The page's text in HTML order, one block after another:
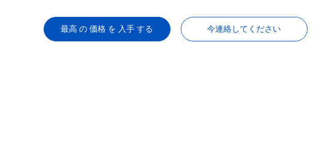
最高 の 価格 を 入手 する 今連絡してください